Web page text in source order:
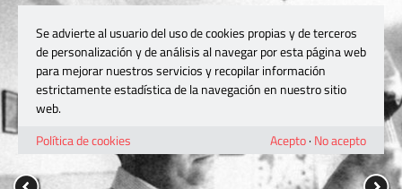
Se advierte al usuario del uso de cookies propias y de terceros
de personalización y de análisis al navegar por esta página web
para mejorar nuestros servicios y recopilar información
estrictamente estadística de la navegación en nuestro sitio
web.
Política de cookies
Acepto· No acepto